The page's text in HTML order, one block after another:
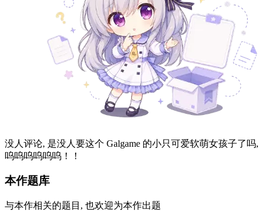
没人评论, 是没人要这个 Galgame 的小只可爱软萌女孩子了吗,
呜呜呜呜呜呜！！
本作题库
与本作相关的题目, 也欢迎为本作出题